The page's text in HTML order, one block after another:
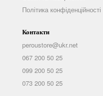
Політика конфіденційності
Контакти
peroustore@ukr.net
067 200 50 25
099 200 50 25
073 200 50 25